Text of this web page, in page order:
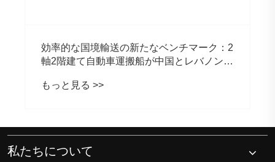
効率的な国境輸送の新たなベンチマーク：2
軸2階建て自動車運搬船が中国とレバノンの
もっと見る >>
私たちについて